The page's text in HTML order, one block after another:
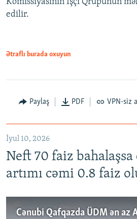
edilir.
Ətraflı burada oxuyun
Paylaş PDF VPN-siz
İyul 10, 2026
Neft 70 faiz
artımı cəmi 0.8 faiz